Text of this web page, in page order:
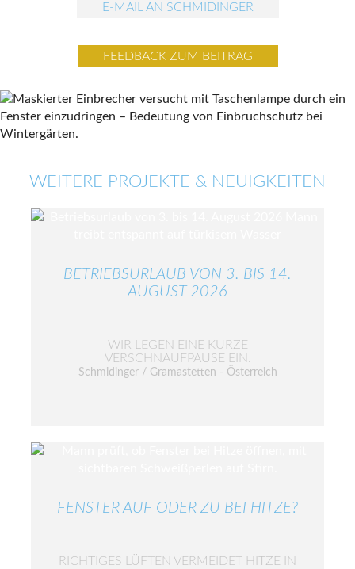
E-MAIL AN SCHMIDINGER
FEEDBACK ZUM BEITRAG
WEITERE PROJEKTE & NEUIGKEITEN
BETRIEBSURLAUB VON 3. BIS 14.
AUGUST 2026
WIR LEGEN EINE KURZE
VERSCHNAUFPAUSE EIN.
Schmidinger / Gramastetten - Österreich
FENSTER AUF ODER ZU BEI HITZE?
RICHTIGES LÜFTEN VERMEIDET HITZE IN